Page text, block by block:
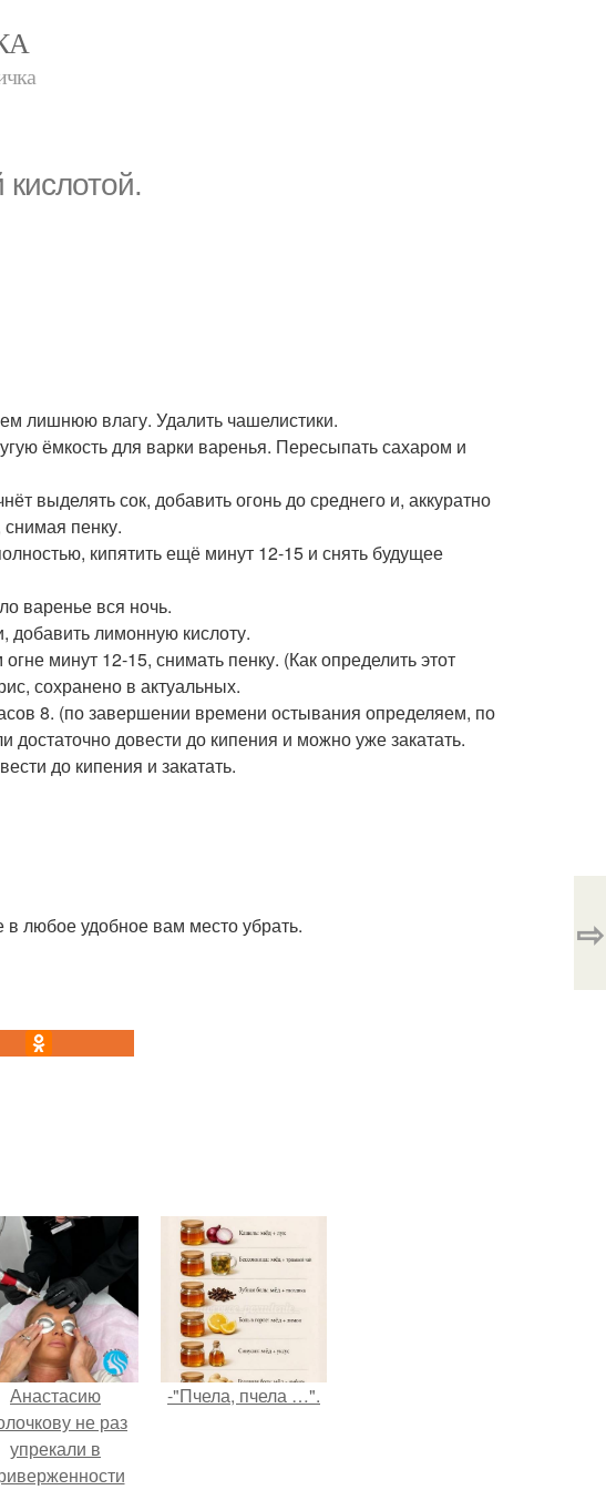
лишнюю влагу. Удалить чашелистики.
ёмкость для варки варенья. Пересыпать сахаром и
выделять сок, добавить огонь до среднего и, аккуратно
пенку.
кипятить ещё минут 12-15 и снять будущее
варенье вся ночь.
добавить лимонную кислоту.
минут 12-15, снимать пенку. (Как определить этот
сохранено в актуальных.
8. (по завершении времени остывания определяем, по
довести до кипения и можно уже закатать.
до кипения и закатать.
любое удобное вам место убрать.
⇨
Анастасию
не раз
упрекали в
-"Пчела, пчела …".